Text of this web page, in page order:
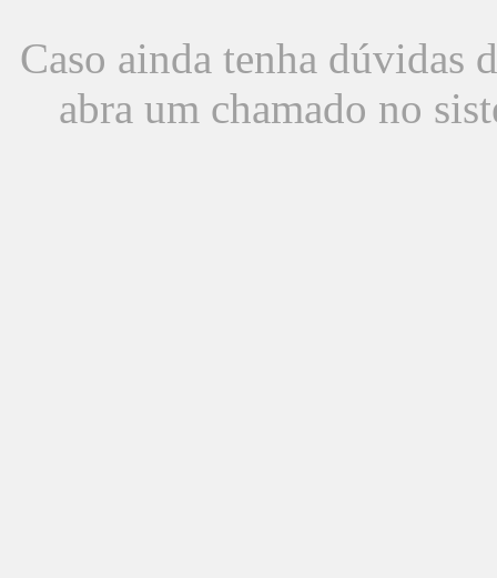
Caso ainda tenha dúvidas
abra um chamado no